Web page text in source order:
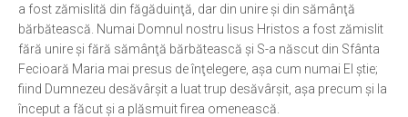
Casa curată
Adicții și vindecări
Gadgeturi cu două tăișuri
Bucătărie biblică
a fost zămislită din făgăduinţă, dar din unire şi din sămânţă
bărbătească. Numai Domnul nostru Iisus Hristos a fost zămislit
fără unire şi fără sămânţă bărbătească şi S-a născut din Sfânta
Fecioară Maria mai presus de înţelegere, aşa cum numai El ştie;
fiind Dumnezeu desăvârşit a luat trup desăvârşit, aşa precum şi la
început a făcut şi a plăsmuit firea omenească.